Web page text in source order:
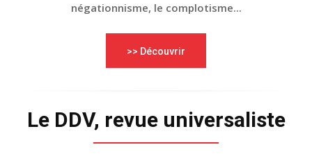
négationnisme, le complotisme...
>> Découvrir
Le DDV, revue universaliste